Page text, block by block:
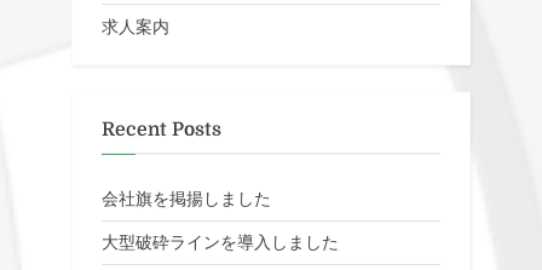
求人案内
Recent Posts
会社旗を掲揚しました
大型破砕ラインを導入しました